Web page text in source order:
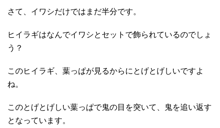
さて、イワシだけではまだ半分です。
ヒイラギはなんでイワシとセットで飾られているのでしょ
う？
このヒイラギ、葉っぱが見るからにとげとげしいですよ
ね。
このとげとげしい葉っぱで鬼の目を突いて、鬼を追い返す
となっています。